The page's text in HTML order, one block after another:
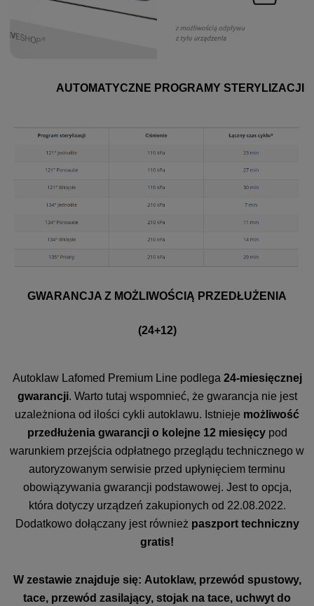
AUTOMATYCZNE PROGRAMY STERYLIZACJI
GWARANCJA Z MOŻLIWOŚCIĄ PRZEDŁUŻENIA
(24+12)
Autoklaw Lafomed Premium Line podlega 24-miesięcznej
gwarancji. Warto tutaj wspomnieć, że gwarancja nie jest
uzależniona od ilości cykli autoklawu. Istnieje możliwość
przedłużenia gwarancji o kolejne 12 miesięcypod
warunkiem przejścia odpłatnego przeglądu technicznego w
autoryzowanym serwisie przed upłynięciem terminu
obowiązywania gwarancji podstawowej. Jest to opcja,
która dotyczy urządzeń zakupionych od 22.08.2022.
Dodatkowo dołączany jest również paszport techniczny
gratis!
W zestawie znajduje się: Autoklaw, przewód spustowy,
tace, przewód zasilający, stojak na tace, uchwyt do